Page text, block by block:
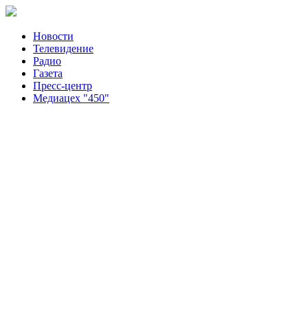
Новости
Телевидение
Радио
Газета
Пресс-центр
Медиацех "450"